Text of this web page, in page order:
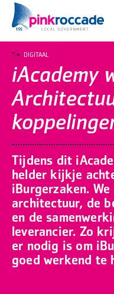
iAcademy
Tijdens dit
helder kijkje
iBurgerzaken.
architectuur, de
en de
leverancier. Zo
er nodig is om
goed werkend te
DIGITAAL